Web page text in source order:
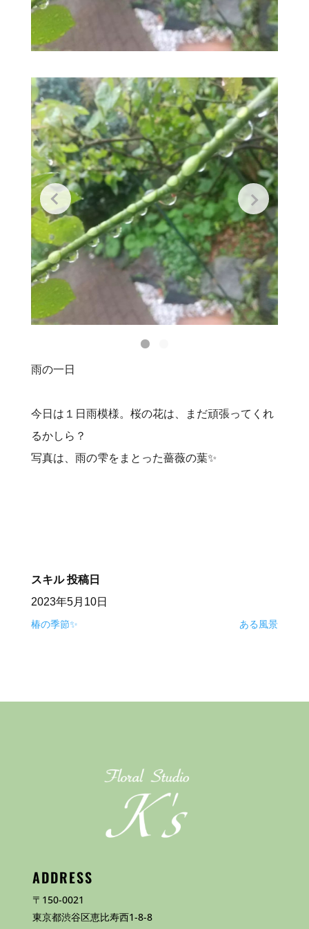
雨の一日
今日は１日雨模様。桜の花は、まだ頑張ってくれ
るかしら？
写真は、雨の雫をまとった薔薇の葉✨
スキル 投稿日
2023年5月10日
椿の季節✨ ある風景
ADDRESS
〒150-0021
東京都渋谷区恵比寿西1-8-8